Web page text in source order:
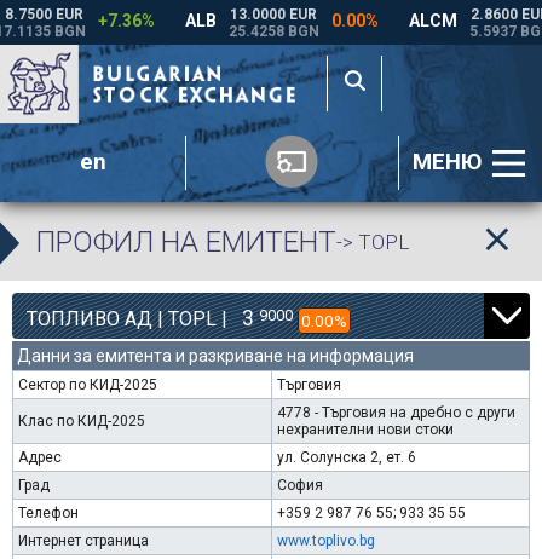
en МЕНЮ
ПРОФИЛ НА ЕМИТЕНТ-> TOPL
ТОПЛИВО АД | TOPL | 3 9000 0.00%
Данни за емитента и разкриване на информация
Сектор по КИД-2025 Търговия
Клас по КИД-2025
4778 - Търговия на дребно с други
нехранителни нови стоки
Адрес
ул. Солунска 2, ет. 6
Град
София
Телефон
+359 2 987 76 55; 933 35 55
Интернет страница
www.toplivo.bg